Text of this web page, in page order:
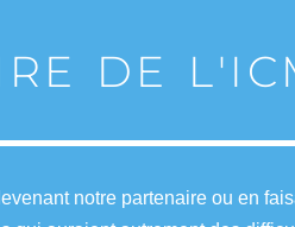
DE
notre partenaire ou en